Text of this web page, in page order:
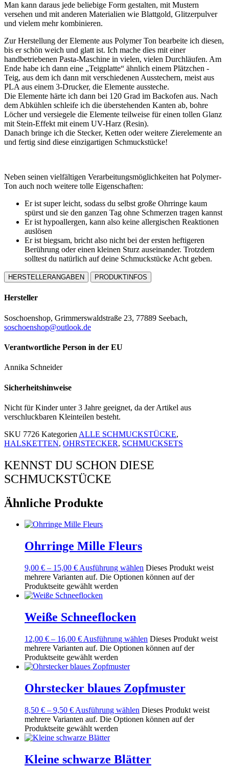
Man kann daraus jede beliebige Form gestalten, mit Mustern
versehen und mit anderen Materialien wie Blattgold, Glitzerpulver
und vielem mehr kombinieren.
Zur Herstellung der Elemente aus Polymer Ton bearbeite ich diesen,
bis er schön weich und glatt ist. Ich mache dies mit einer
handbetriebenen Pasta-Maschine in vielen, vielen Durchläufen. Am
Ende habe ich dann eine „Teigplatte“ ähnlich einem Plätzchen -
Teig, aus dem ich dann mit verschiedenen Ausstechern, meist aus
PLA aus einem 3-Drucker, die Elemente aussteche.
Die Elemente härte ich dann bei 120 Grad im Backofen aus. Nach
dem Abkühlen schleife ich die überstehenden Kanten ab, bohre
Löcher und versiegele die Elemente teilweise für einen tollen Glanz
mit Stein-Effekt mit einem UV-Harz (Resin).
Danach bringe ich die Stecker, Ketten oder weitere Zierelemente an
und fertig sind diese einzigartigen Schmuckstücke!
Neben seinen vielfältigen Verarbeitungsmöglichkeiten hat Polymer-
Ton auch noch weitere tolle Eigenschaften:
Er ist super leicht, sodass du selbst große Ohrringe kaum
spürst und sie den ganzen Tag ohne Schmerzen tragen kannst
Er ist hypoallergen, kann also keine allergischen Reaktionen
auslösen
Er ist biegsam, bricht also nicht bei der ersten heftigeren
Berührung oder einen kleinen Sturz auseinander. Trotzdem
solltest du natürlich auf deine Schmuckstücke Acht geben.
HERSTELLERANGABEN PRODUKTINFOS
Hersteller
Soschoenshop, Grimmerswaldstraße 23, 77889 Seebach,
soschoenshop@outlook.de
Verantwortliche Person in der EU
Annika Schneider
Sicherheitshinweise
Nicht für Kinder unter 3 Jahre geeignet, da der Artikel aus
verschluckbaren Kleinteilen besteht.
SKU 7726 Kategorien ALLE SCHMUCKSTÜCKE,
HALSKETTEN, OHRSTECKER, SCHMUCKSETS
KENNST DU SCHON DIESE
SCHMUCKSTÜCKE
Ähnliche Produkte
Ohrringe Mille Fleurs
9,00 € – 15,00 € Ausführung wählen Dieses Produkt weist
mehrere Varianten auf. Die Optionen können auf der
Produktseite gewählt werden
Weiße Schneeflocken
12,00 € – 16,00 € Ausführung wählen Dieses Produkt weist
mehrere Varianten auf. Die Optionen können auf der
Produktseite gewählt werden
Ohrstecker blaues Zopfmuster
8,50 € – 9,50 € Ausführung wählen Dieses Produkt weist
mehrere Varianten auf. Die Optionen können auf der
Produktseite gewählt werden
Kleine schwarze Blätter